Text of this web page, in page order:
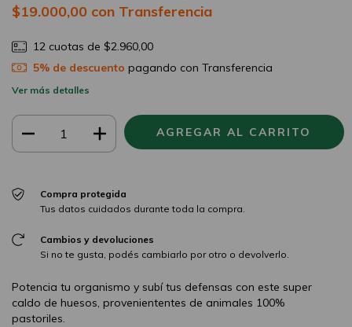
$19.000,00 con Transferencia
12 cuotas de $2.960,00
5% de descuento pagando con Transferencia
Ver más detalles
Compra protegida
Tus datos cuidados durante toda la compra.
Cambios y devoluciones
Si no te gusta, podés cambiarlo por otro o devolverlo.
Potencia tu organismo y subí tus defensas con este super
caldo de huesos, proveniententes de animales 100%
pastoriles.